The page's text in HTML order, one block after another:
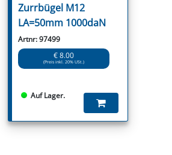
Zurrbügel M12
LA=50mm 1000daN
Artnr: 97499
€ 8.00
(Preis inkl. 20% USt.)
Auf Lager.